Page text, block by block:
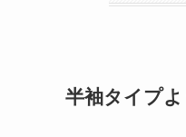
半袖タイプ